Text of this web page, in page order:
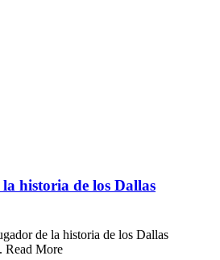
historia de los Dallas
de la historia de los Dallas
More